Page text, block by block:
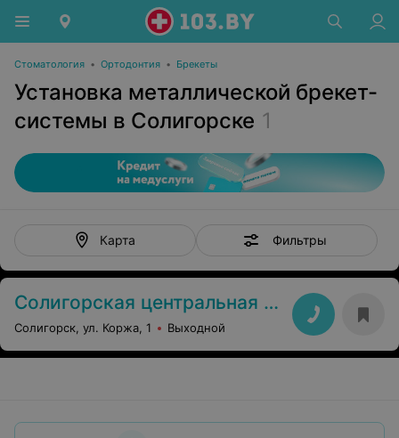
Стоматология • Ортодонтия • Брекеты
Установка металлической брекет-
системы в Солигорске 1
Карта Фильтры
Солигорская центральная районная больница
Солигорск, ул. Коржа, 1 Выходной